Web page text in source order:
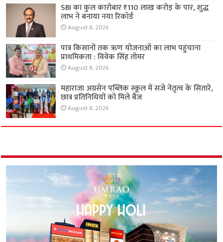
SBI का कुल कारोबार ₹110 लाख करोड़ के पार, शुद्ध
लाभ ने बनाया नया रिकॉर्ड
August 8, 2026
पात्र किसानों तक ऋण योजनाओं का लाभ पहुंचाना
प्राथमिकता : विवेक सिंह तोमर
August 8, 2026
महाराजा अग्रसेन पब्लिक स्कूल में सजे नेतृत्व के सितारे,
छात्र प्रतिनिधियों को मिले बैज
August 8, 2026